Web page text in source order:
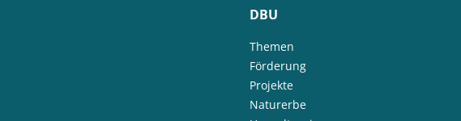
DBU
Themen
Förderung
Projekte
Naturerbe